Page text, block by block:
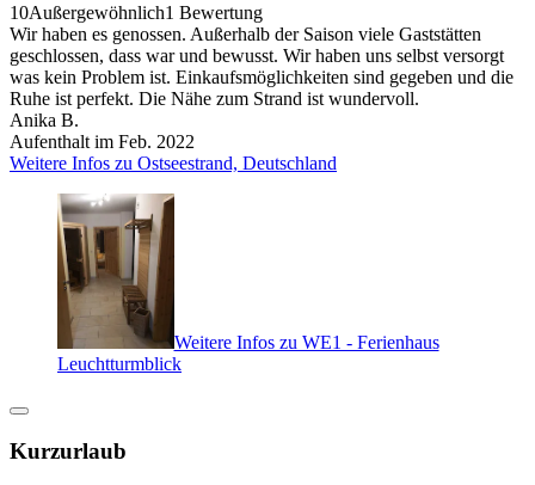
10Außergewöhnlich1 Bewertung
Wir haben es genossen. Außerhalb der Saison viele Gaststätten
geschlossen, dass war und bewusst. Wir haben uns selbst versorgt
was kein Problem ist. Einkaufsmöglichkeiten sind gegeben und die
Ruhe ist perfekt. Die Nähe zum Strand ist wundervoll.
Anika B.
Aufenthalt im Feb. 2022
Weitere Infos zu Ostseestrand, Deutschland
Weitere Infos zu WE1 - Ferienhaus
Leuchtturmblick
Kurzurlaub